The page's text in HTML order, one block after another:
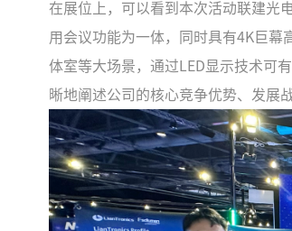
在展位上，可以看到本次活动联建光
用会议功能为一体，同时具有4K巨
体室等大场景，通过LED显示技术可
晰地阐述公司的核心竞争优势、发展